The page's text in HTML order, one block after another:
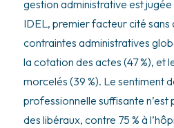
gestion administrative est jugée
IDEL, premier facteur cité sans
contraintes administratives
la cotation des actes (47 %), et
morcelés (39 %). Le sentiment
professionnelle suffisante n’est
des libéraux, contre 75 % à